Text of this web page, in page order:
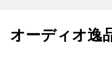
テ
ン
オーディオ逸